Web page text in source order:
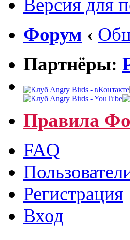
Версия для
Форум ‹
Партнёры:
Правила
FAQ
Регистрация
Вход